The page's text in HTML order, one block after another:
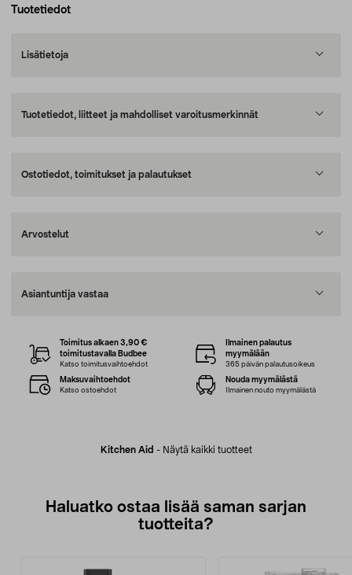
Tuotetiedot
Lisätietoja
Tuotetiedot, liitteet ja mahdolliset varoitusmerkinnät
Ostotiedot, toimitukset ja palautukset
Arvostelut
Asiantuntija vastaa
Kitchen Aid - Näytä kaikki tuotteet
Toimitus alkaen 3,90 €
toimitustavalla Budbee
Katso toimitusvaihtoehdot
Ilmainen palautus
myymälään
365 päivän palautusoikeus
Maksuvaihtoehdot
Katso ostoehdot
Nouda myymälästä
Ilmainen nouto myymälästä
Haluatko ostaa lisää saman sarjan
tuotteita?